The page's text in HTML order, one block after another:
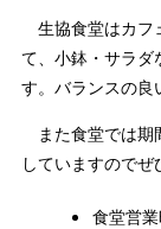
生協食堂はカフ
て、小鉢・サラダ
す。バランスの良
また食堂では
していますのでぜ
食堂営